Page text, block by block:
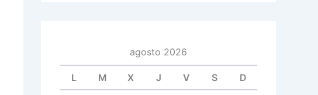
agosto 2026
L M X J V S D